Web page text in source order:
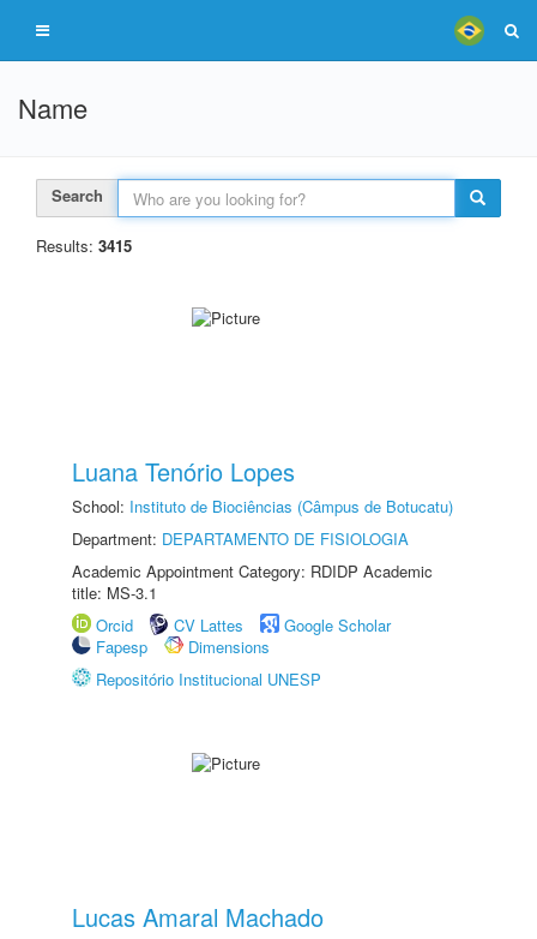
Name
Search
Results: 3415
Luana Tenório Lopes
School: Instituto de Biociências (Câmpus de Botucatu)
Department: DEPARTAMENTO DE FISIOLOGIA
Academic Appointment Category: RDIDP Academic
title: MS-3.1
Orcid
CV Lattes
Google Scholar
Fapesp
Dimensions
Repositório Institucional UNESP
Lucas Amaral Machado